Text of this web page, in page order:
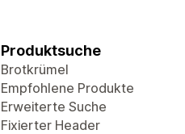
Produktsuche
Brotkrümel
Empfohlene Produkte
Erweiterte Suche
Fixierter Header